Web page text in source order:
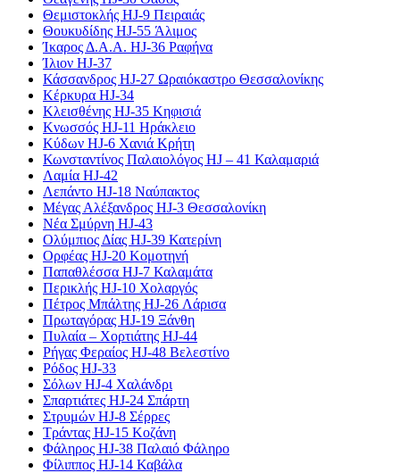
Θεμιστοκλής HJ-9 Πειραιάς
Θουκυδίδης HJ-55 Άλιμος
Ίκαρος Δ.Α.Α. HJ-36 Ραφήνα
Ίλιον HJ-37
Κάσσανδρος HJ-27 Ωραιόκαστρο Θεσσαλονίκης
Κέρκυρα HJ-34
Κλεισθένης HJ-35 Κηφισιά
Κνωσσός HJ-11 Ηράκλειο
Κύδων HJ-6 Χανιά Κρήτη
Κωνσταντίνος Παλαιολόγος HJ – 41 Καλαμαριά
Λαμία HJ-42
Λεπάντο HJ-18 Ναύπακτος
Μέγας Αλέξανδρος HJ-3 Θεσσαλονίκη
Νέα Σμύρνη HJ-43
Ολύμπιος Δίας HJ-39 Κατερίνη
Ορφέας HJ-20 Κομοτηνή
Παπαθλέσσα HJ-7 Καλαμάτα
Περικλής HJ-10 Χολαργός
Πέτρος Μπάλτης HJ-26 Λάρισα
Πρωταγόρας HJ-19 Ξάνθη
Πυλαία – Χορτιάτης HJ-44
Ρήγας Φεραίος HJ-48 Βελεστίνο
Ρόδος HJ-33
Σόλων HJ-4 Χαλάνδρι
Σπαρτιάτες HJ-24 Σπάρτη
Στρυμών HJ-8 Σέρρες
Τράντας HJ-15 Κοζάνη
Φάληρος HJ-38 Παλαιό Φάληρο
Φίλιππος HJ-14 Καβάλα